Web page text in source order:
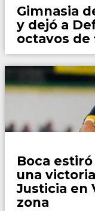
Gimnasia
y dejó a
octavos de
Boca
una
Justicia en
zona